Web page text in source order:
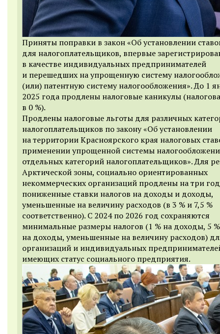
Приняты поправки в закон «Об установлении
для налогоплательщиков, впервые
в качестве индивидуальных предпринимателей
и перешедших на упрощенную систему
(или) патентную систему налогообложения». До 1
2025 года продлены налоговые каникулы
в 0 %).
Продлены налоговые льготы для различных
налогоплательщиков по закону «Об установлении
на территории Красноярского края налоговых
применении упрощенной системы
отдельных категорий налогоплательщиков». Для
Арктической зоны, социально ориентированных
некоммерческих организаций продлены на три
пониженные ставки налогов на доходы и доходы,
уменьшенные на величину расходов (в 3 % и 7,5 %
соответственно). С 2024 по 2026 год сохраняются
минимальные размеры налогов (1 % на доходы, 5 %
на доходы, уменьшенные на величину расходов)
организаций и индивидуальных
имеющих статус социального предприятия.